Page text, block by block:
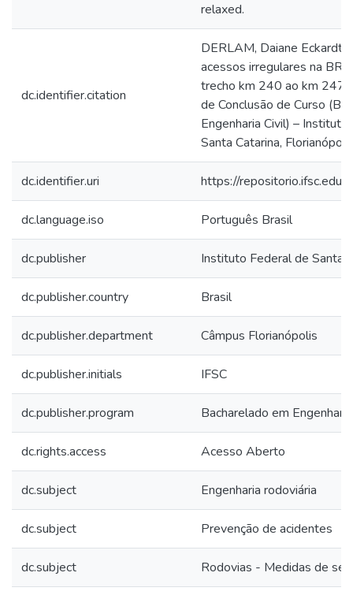
relaxed.
dc.identifier.citation
DERLAM, Daiane Eckardt.
acessos irregulares na BR
trecho km 240 ao km 247.
de Conclusão de Curso
Engenharia Civil) –
Santa Catarina,
dc.identifier.uri https://
dc.language.iso Português Brasil
dc.publisher Instituto Federal de Santa
dc.publisher.country Brasil
dc.publisher.department Câmpus Florianópolis
dc.publisher.initials IFSC
dc.publisher.program Bacharelado em
dc.rights.access Acesso Aberto
dc.subject Engenharia rodoviária
dc.subject Prevenção de acidentes
dc.subject Rodovias - Medidas de